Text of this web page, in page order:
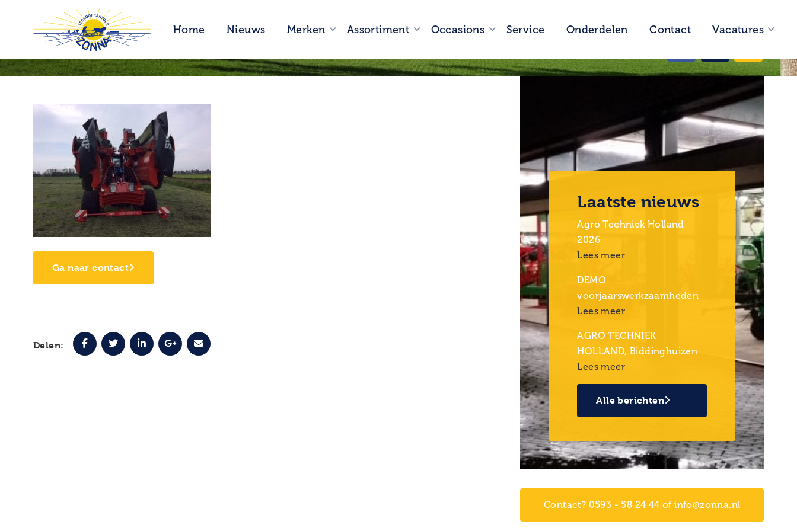
Home Nieuws Merken Assortiment Occasions Service Onderdelen Contact Vacatures
Vragen?0593 58 24 44
Ga naar contact
Delen:
Laatste nieuws
Agro Techniek Holland
2026
Lees meer
DEMO
voorjaarswerkzaamheden
Lees meer
AGRO TECHNIEK
HOLLAND, Biddinghuizen
Lees meer
Alle berichten
Contact? 0593 - 58 24 44 of info@zonna.nl